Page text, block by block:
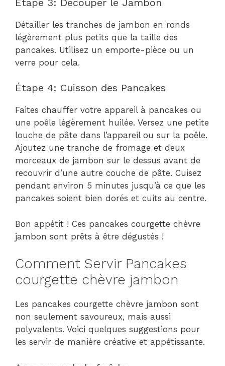
Détailler les tranches de jambon en ronds
légèrement plus petits que la taille des
pancakes. Utilisez un emporte-pièce ou un
verre pour cela.
Étape 4: Cuisson des Pancakes
Faites chauffer votre appareil à pancakes ou
une poêle légèrement huilée. Versez une petite
louche de pâte dans l’appareil ou sur la poêle.
Ajoutez une tranche de fromage et deux
morceaux de jambon sur le dessus avant de
recouvrir d’une autre couche de pâte. Cuisez
pendant environ 5 minutes jusqu’à ce que les
pancakes soient bien dorés et cuits au centre.
Bon appétit ! Ces pancakes courgette chèvre
jambon sont prêts à être dégustés !
Comment Servir Pancakes
courgette chèvre jambon
Les pancakes courgette chèvre jambon sont
non seulement savoureux, mais aussi
polyvalents. Voici quelques suggestions pour
les servir de manière créative et appétissante.